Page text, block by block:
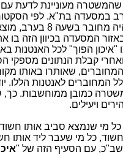
מעוניינת לדעת
בשעה 8 בערב במסעדה בת"א. לפי
אליו המכשיר שלך היה
המסעדה בכיוון הזה בו
"איכון הפוך" לכל האנטנות
אתה היית בשעה 8 ואחרי קבלת הנתונים
שאותרו באותו
המחוברים לאנטנות הללו.
כמובן ממוחשבות. כך,
ויעילים.
מי שנמצא סביב אותו
כל מי שעבר ליד אותו
עם הסעיף הזה של "